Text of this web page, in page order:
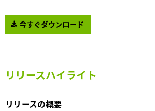
今すぐダウンロード
リリースハイライト
リリースの概要